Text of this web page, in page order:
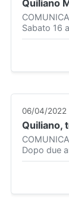
Quiliano
Sabato 16
06/04/2022
Quiliano,
Dopo due